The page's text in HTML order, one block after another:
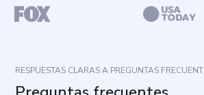
RESPUESTAS CLARAS A PREGUNTAS